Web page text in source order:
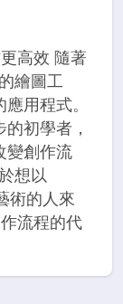
繪圖工
用程式。
初學者，
變創作流
想以
術的人來
流程的代